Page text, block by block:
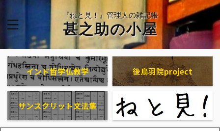
『ねと見！』管理人の雑記帳
甚之助の小屋
インド哲学仏教学 後鳥羽院project
サンスクリット文法集